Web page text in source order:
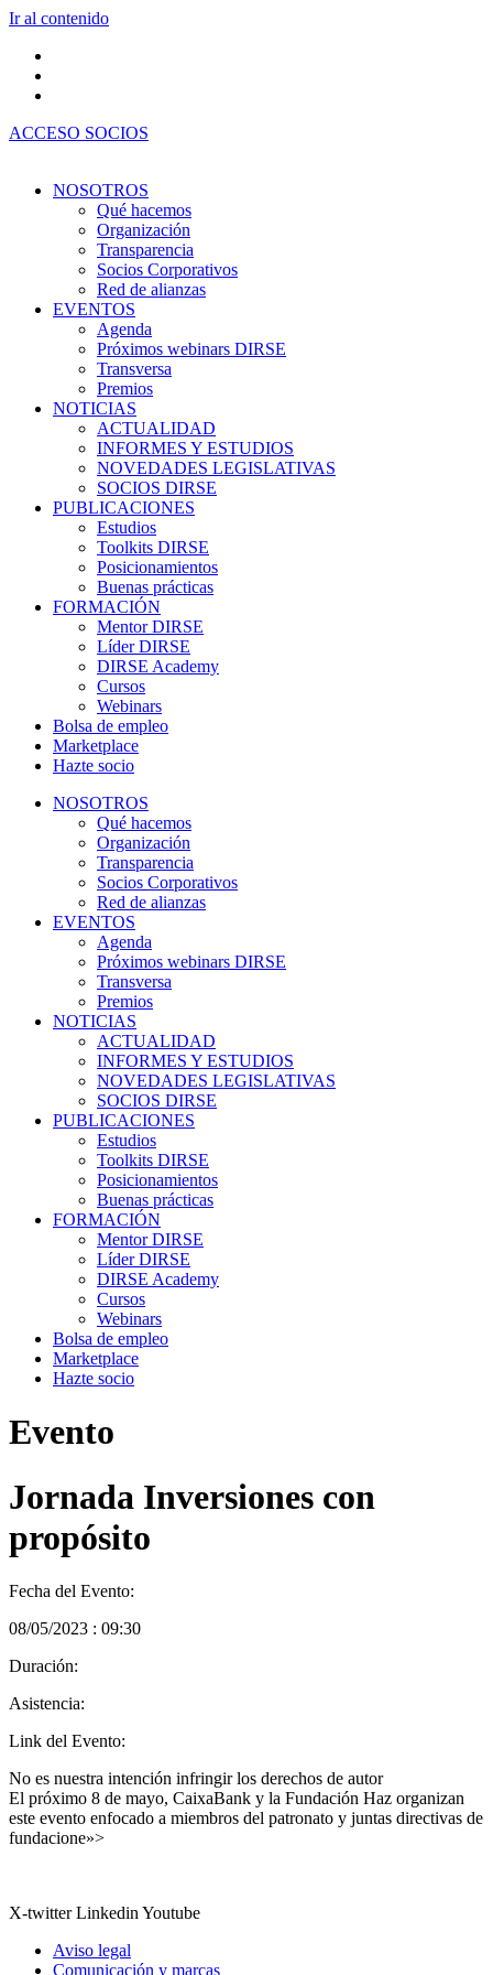
Ir al contenido
ACCESO SOCIOS
NOSOTROS
Qué hacemos
Organización
Transparencia
Socios Corporativos
Red de alianzas
EVENTOS
Agenda
Próximos webinars DIRSE
Transversa
Premios
NOTICIAS
ACTUALIDAD
INFORMES Y ESTUDIOS
NOVEDADES LEGISLATIVAS
SOCIOS DIRSE
PUBLICACIONES
Estudios
Toolkits DIRSE
Posicionamientos
Buenas prácticas
FORMACIÓN
Mentor DIRSE
Líder DIRSE
DIRSE Academy
Cursos
Webinars
Bolsa de empleo
Marketplace
Hazte socio
NOSOTROS
Qué hacemos
Organización
Transparencia
Socios Corporativos
Red de alianzas
EVENTOS
Agenda
Próximos webinars DIRSE
Transversa
Premios
NOTICIAS
ACTUALIDAD
INFORMES Y ESTUDIOS
NOVEDADES LEGISLATIVAS
SOCIOS DIRSE
PUBLICACIONES
Estudios
Toolkits DIRSE
Posicionamientos
Buenas prácticas
FORMACIÓN
Mentor DIRSE
Líder DIRSE
DIRSE Academy
Cursos
Webinars
Bolsa de empleo
Marketplace
Hazte socio
Evento
Jornada Inversiones con
propósito
Fecha del Evento:
08/05/2023 : 09:30
Duración:
Asistencia:
Link del Evento:
No es nuestra intención infringir los derechos de autor
El próximo 8 de mayo, CaixaBank y la Fundación Haz organizan
este evento enfocado a miembros del patronato y juntas directivas de
fundacione»>
X-twitter Linkedin Youtube
Aviso legal
Comunicación y marcas